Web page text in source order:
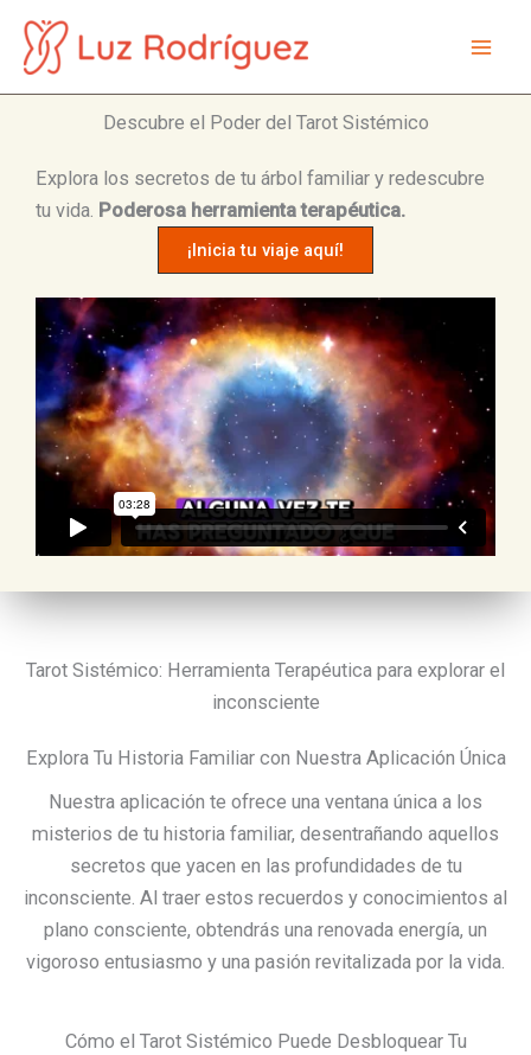
contenido
Descubre el Poder del Tarot Sistémico
Explora los secretos de tu árbol familiar y redescubre
tu vida. Poderosa herramienta terapéutica.
¡Inicia tu viaje aquí!
Tarot Sistémico: Herramienta Terapéutica para explorar el
inconsciente
Explora Tu Historia Familiar con Nuestra Aplicación Única
Nuestra aplicación te ofrece una ventana única a los
misterios de tu historia familiar, desentrañando aquellos
secretos que yacen en las profundidades de tu
inconsciente. Al traer estos recuerdos y conocimientos al
plano consciente, obtendrás una renovada energía, un
vigoroso entusiasmo y una pasión revitalizada por la vida.
Cómo el Tarot Sistémico Puede Desbloquear Tu